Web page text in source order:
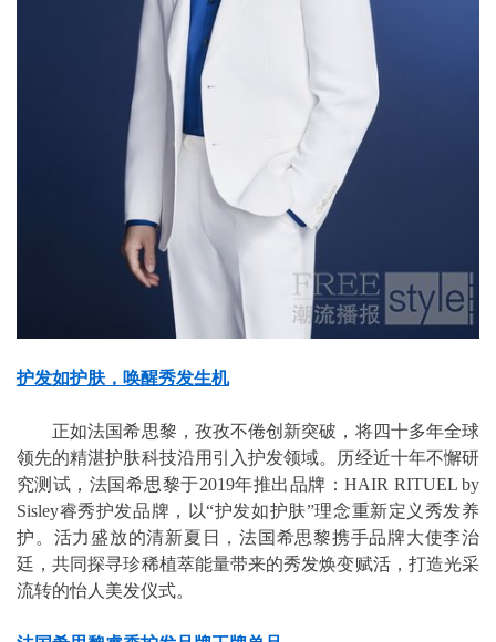
护发如护肤，唤醒秀发生机
正如法国希思黎，孜孜不倦创新突破，将四十多年全球
领先的精湛护肤科技沿用引入护发领域。历经近十年不懈研
究测试，法国希思黎于2019年推出品牌：HAIR RITUEL by
Sisley睿秀护发品牌，以“护发如护肤”理念重新定义秀发养
护。活力盛放的清新夏日，法国希思黎携手品牌大使李治
廷，共同探寻珍稀植萃能量带来的秀发焕变赋活，打造光采
流转的怡人美发仪式。